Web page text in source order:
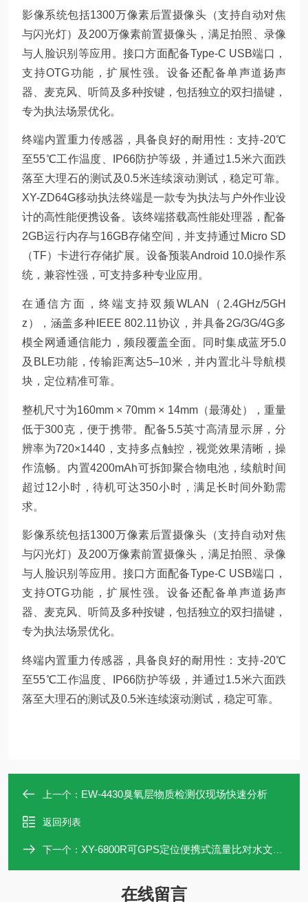
影像系统包括1300万像素后置摄像头（支持自动对焦
与闪光灯）及200万像素前置摄像头，满足拍照、录像
与人脸识别等应用。接口方面配备Type-C USB端口，
支持OTG功能，扩展性强。设备还配备单声道扬声
器、麦克风、听筒及多种按键，包括独立的双扫描键，
专为执法场景优化。
终端内置重力传感器，具备良好的耐用性：支持-20℃
至55℃工作温度、IP66防护等级，并通过1.5米六面跌
落至大理石的测试及0.5米连续滚动测试，稳定可靠。
XY-ZD64G移动执法终端是一款专为执法与户外作业设
计的高性能便携设备。该终端搭载高性能处理器，配备
2GB运行内存与16GB存储空间，并支持通过Micro SD
（TF）卡进行存储扩展。设备预装Android 10.0操作系
统，兼容性强，可支持多种专业应用。
在通信方面，终端支持双频WLAN（2.4GHz/5GH
z），涵盖多种IEEE 802.11协议，并具备2G/3G/4G多
模全网通通信能力，频段覆盖全面。同时集成蓝牙5.0
及BLE功能，传输距离达5–10米，并内置北斗导航模
块，定位精准可靠。
整机尺寸为160mm × 70mm × 14mm（最薄处），重量
低于300克，便于携带。配备5.5英寸高清显示屏，分
辨率为720×1440，支持多点触控，视觉效果清晰，操
作流畅。内置4200mAh可拆卸聚合物电池，续航时间
超过12小时，待机可达350小时，满足长时间外勤需
求。
影像系统包括1300万像素后置摄像头（支持自动对焦
与闪光灯）及200万像素前置摄像头，满足拍照、录像
与人脸识别等应用。接口方面配备Type-C USB端口，
支持OTG功能，扩展性强。设备还配备单声道扬声
器、麦克风、听筒及多种按键，包括独立的双扫描键，
专为执法场景优化。
终端内置重力传感器，具备良好的耐用性：支持-20℃
至55℃工作温度、IP66防护等级，并通过1.5米六面跌
落至大理石的测试及0.5米连续滚动测试，稳定可靠。
上一个： EW-4430臭氧层物质检测仪现场快速分析
返回列表
下一个： XY-6800R可GPS定位便携式流量比对水文明渠流量计
在线留言